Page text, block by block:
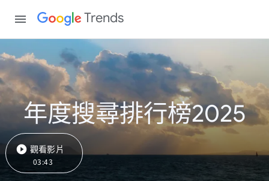
Trends
年度搜尋排行榜2025
觀看影片
03:43